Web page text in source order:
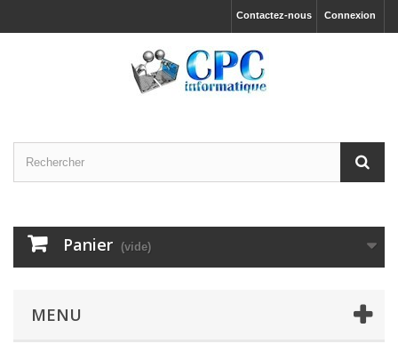
Connexion
Contactez-nous
Panier (vide)
MENU